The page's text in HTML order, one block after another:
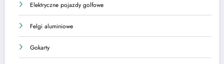
Elektryczne pojazdy golfowe
Felgi aluminiowe
Gokarty